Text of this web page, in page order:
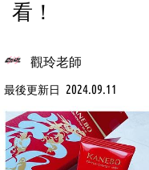
看！
觀玲老師
最後更新日 2024.09.11